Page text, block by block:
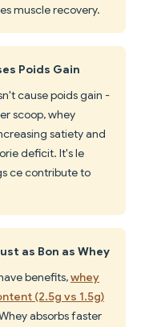
muscle recovery.
Poids Gain
cause poids gain -
scoop, whey
satiety and
deficit. It's le
ce contribute to
as Bon as Whey
benefits,whey
(2.5g vs 1.5g)
absorbs faster